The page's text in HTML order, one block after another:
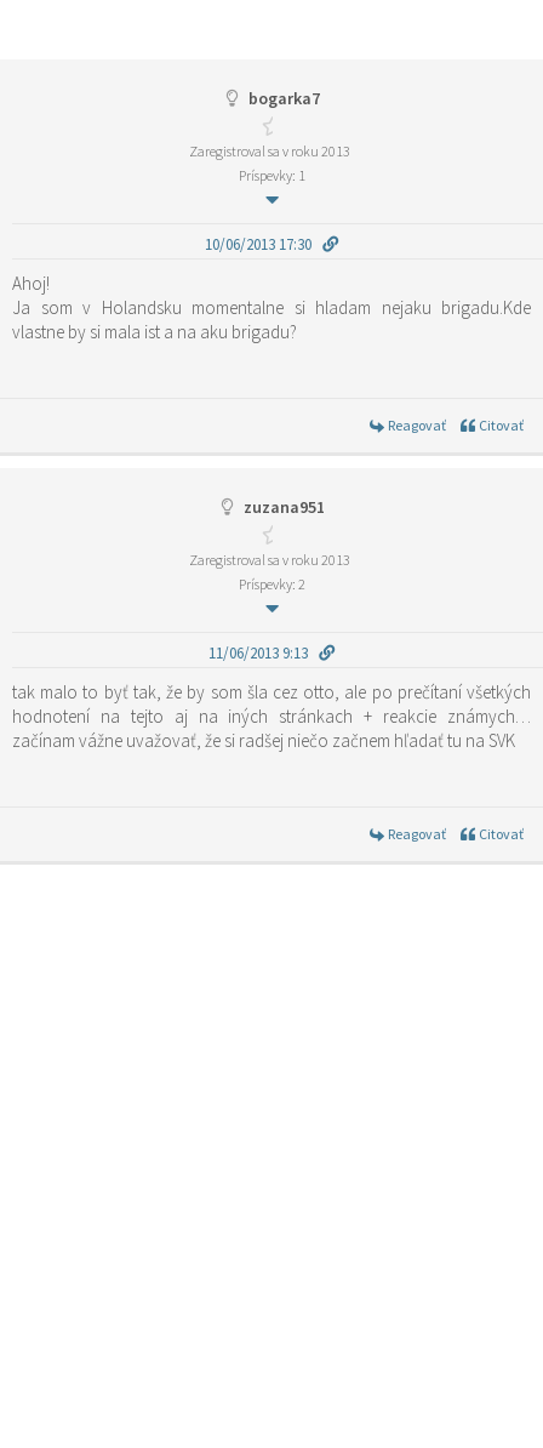
bogarka7
Zaregistroval sa v roku 2013
Príspevky: 1
10/06/2013 17:30
Ahoj!
Ja som v Holandsku momentalne si hladam nejaku brigadu.Kde
vlastne by si mala ist a na aku brigadu?
Reagovať Citovať
zuzana951
Zaregistroval sa v roku 2013
Príspevky: 2
11/06/2013 9:13
tak malo to byť tak, že by som šla cez otto, ale po prečítaní všetkých
hodnotení na tejto aj na iných stránkach + reakcie známych…
začínam vážne uvažovať, že si radšej niečo začnem hľadať tu na SVK
Reagovať Citovať